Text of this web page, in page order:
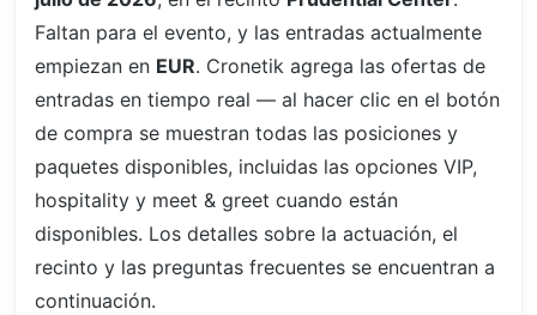
Faltan para el evento, y las entradas actualmente
empiezan en EUR. Cronetik agrega las ofertas de
entradas en tiempo real — al hacer clic en el botón
de compra se muestran todas las posiciones y
paquetes disponibles, incluidas las opciones VIP,
hospitality y meet & greet cuando están
disponibles. Los detalles sobre la actuación, el
recinto y las preguntas frecuentes se encuentran a
continuación.